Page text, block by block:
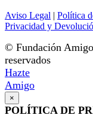
Aviso Legal | Política
Privacidad y
© Fundación
reservados
Hazte
Amigo
×
POLÍTICA DE